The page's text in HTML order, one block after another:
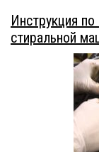
Инструкция
стиральной